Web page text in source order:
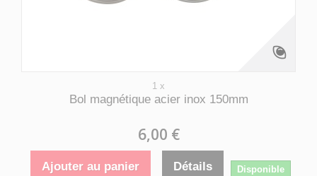
1 x
Bol magnétique acier inox 150mm
6,00 €
Ajouter au panier Détails Disponible